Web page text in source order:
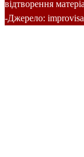
відтворення
-Джерело: